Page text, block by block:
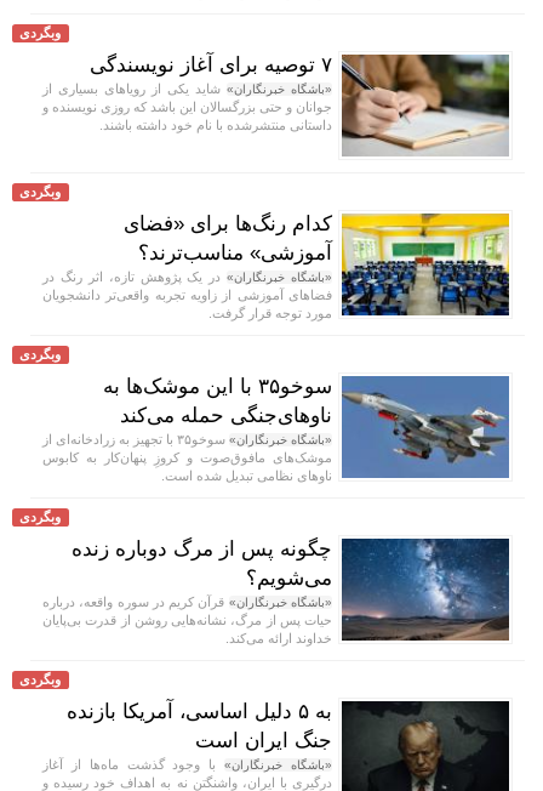
وبگردی
۷ توصیه برای آغاز نویسندگی
«باشگاه خبرنگاران» شاید یکی از رویا‌های بسیاری از
جوانان و حتی بزرگسالان این باشد که روزی نویسنده و
داستانی منتشرشده با نام خود داشته باشند.
وبگردی
کدام رنگ‌ها برای «فضای
آموزشی» مناسب‌ترند؟
«باشگاه خبرنگاران»در یک پژوهش تازه، اثر رنگ در
فضا‌های آموزشی از زاویه تجربه واقعی‌تر دانشجویان
مورد توجه قرار گرفت.
وبگردی
سوخو۳۵ با این موشک‌ها به
ناوهای‌جنگی حمله می‌کند
«باشگاه خبرنگاران»
سوخو۳۵ با تجهیز به زرادخانه‌ای از
موشک‌های مافوق‌صوت و کروزِ پنهان‌کار به کابوس
ناو‌های نظامی تبدیل شده است.
وبگردی
چگونه پس از مرگ دوباره زنده
می‌شویم؟
«باشگاه خبرنگاران» قرآن کریم در سوره واقعه، درباره
حیات پس از مرگ، نشانه‌هایی روشن از قدرت بی‌پایان
خداوند ارائه می‌کند.
وبگردی
به ۵ دلیل اساسی، آمریکا بازنده
جنگ ایران است
«باشگاه خبرنگاران»با وجود گذشت ماه‌ها از آغاز
درگیری با ایران، واشنگتن نه به اهداف خود رسیده و